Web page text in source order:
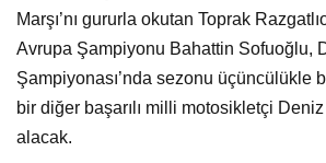
Marşı’nı gururla okutan Toprak
Avrupa Şampiyonu Bahattin Sofuoğlu,
Şampiyonası’nda sezonu üçüncülükle
bir diğer başarılı milli motosikletçi
alacak.